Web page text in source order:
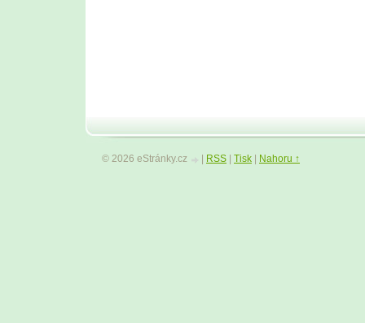
© 2026 eStránky.cz RSS Tisk Nahoru ↑